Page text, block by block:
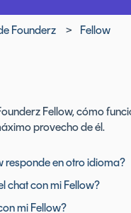
Founderz Fellow
Fellow, cómo
provecho de él.
responde en otro idioma?
chat con mi Fellow?
mi Fellow?